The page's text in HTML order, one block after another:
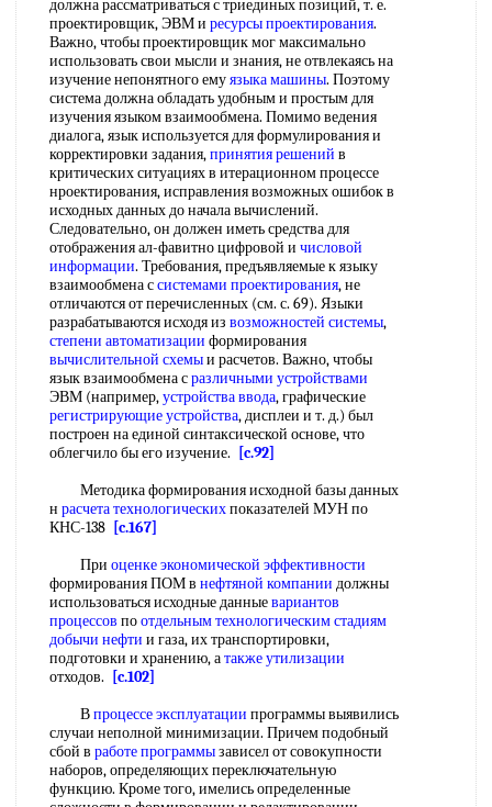
должна рассматриваться с триединых позиций, т. е.
проектировщик, ЭВМ и ресурсы проектирования.
Важно, чтобы проектировщик мог максимально
использовать свои мысли и знания, не отвлекаясь на
изучение непонятного емуязыка машины. Поэтому
система должна обладать удобным и простым для
изучения языком взаимообмена. Помимо ведения
диалога, язык используется для формулирования и
корректировки задания,принятия решений в
критических ситуациях в итерационном процессе
нроектирования, исправления возможных ошибок в
исходных данных до начала вычислений.
Следовательно, он должен иметь средства для
отображения ал-фавитно цифровой и числовой
информации. Требования, предъявляемые к языку
взаимообмена ссистемами проектирования, не
отличаются от перечисленных (см. с. 69). Языки
разрабатываются исходя из возможностей системы,
степени автоматизации формирования
вычислительной схемыи расчетов. Важно, чтобы
язык взаимообмена сразличными устройствами
ЭВМ (например,устройства ввода, графические
регистрирующие устройства, дисплеи и т. д.) был
построен на единой синтаксической основе, что
облегчило бы его изучение.
[c.92]
Методика формирования исходной базы данных
н расчета технологическихпоказателей МУН по
КНС-138 [c.167]
При оценке экономической эффективности
формирования ПОМ в нефтяной компании должны
использоваться исходные данныевариантов
процессов поотдельным технологическим стадиям
добычи нефти и газа, их транспортировки,
подготовки и хранению, атакже утилизации
отходов.
[c.102]
Впроцессе эксплуатации программы выявились
случаи неполной минимизации. Причем подобный
сбой в работе программызависел от совокупности
наборов, определяющих переключательную
функцию. Кроме того, имелись определенные